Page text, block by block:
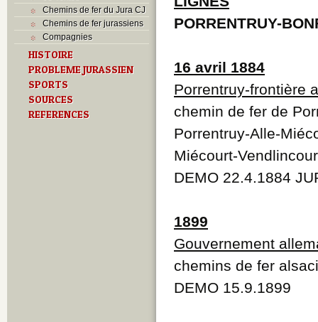
Chemins de fer du Jura CJ
Chemins de fer jurassiens
Compagnies
HISTOIRE
PROBLEME JURASSIEN
SPORTS
SOURCES
REFERENCES
PORRENTRUY-
16 avril 1884
Porrentruy-frontière
chemin de fer de
Porrentruy-Alle-
Miécourt-
DEMO 22.4.1884
1899
Gouvernement
chemins de fer
DEMO 15.9.1899